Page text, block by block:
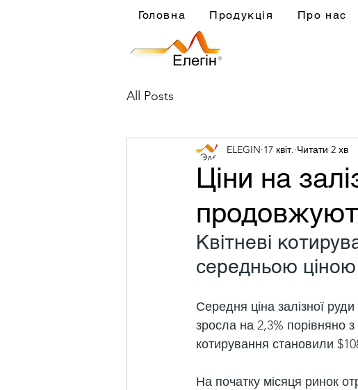
Головна Продукція Про нас
All Posts
Ціни на
ELEGIN 17 квіт. Читати 2 хв
Квітневі
середньою
Середня ціна залізної
зросла на 2,3% порівняно
котирування становили
На початку місяця ринок